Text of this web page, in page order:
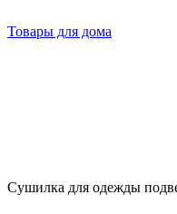
Товары для дома
Сушилка для одежды